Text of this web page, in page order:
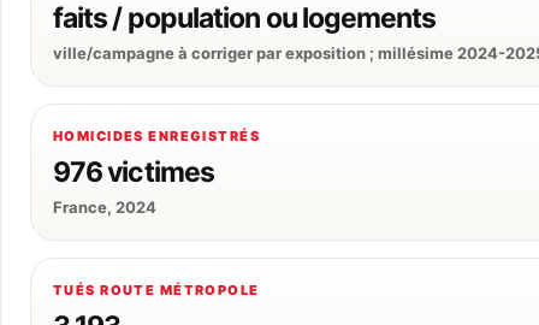
faits / population ou logements
ville/campagne à corriger par exposition ; millésime 2024-
HOMICIDES ENREGISTRÉS
976 victimes
France, 2024
TUÉS ROUTE MÉTROPOLE